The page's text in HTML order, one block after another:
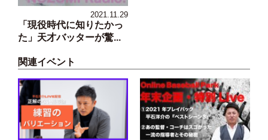
2021.11.29
「現役時代に知りたかっ
た」天才バッターが驚...
関連イベント